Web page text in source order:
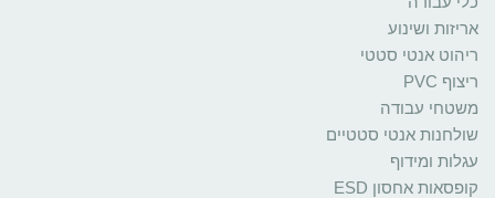
אריזות ושינוע
ריהוט אנטי סטטי
ריצוף PVC
משטחי עבודה
שולחנות אנטי סטטיים
עגלות ומידוף
קופסאות אחסון ESD